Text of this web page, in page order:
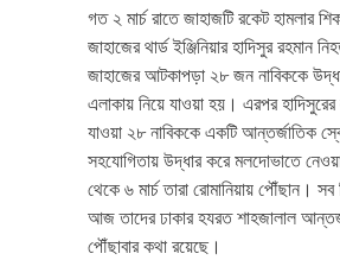
গত ২ মার্চ রাতে জাহাজটি রকেট হামলার
জাহাজের থার্ড ইঞ্জিনিয়ার হাদিসুর রহমান
জাহাজের আটকাপড়া ২৮ জন নাবিককে
এলাকায় নিয়ে যাওয়া হয়। এরপর
যাওয়া ২৮ নাবিককে একটি আন্তর্জাতিক
সহযোগিতায় উদ্ধার করে মলদোভাতে
থেকে ৬ মার্চ তারা রোমানিয়ায় পৌঁছান।
আজ তাদের ঢাকার হযরত শাহজালাল
পৌঁছাবার কথা রয়েছে।